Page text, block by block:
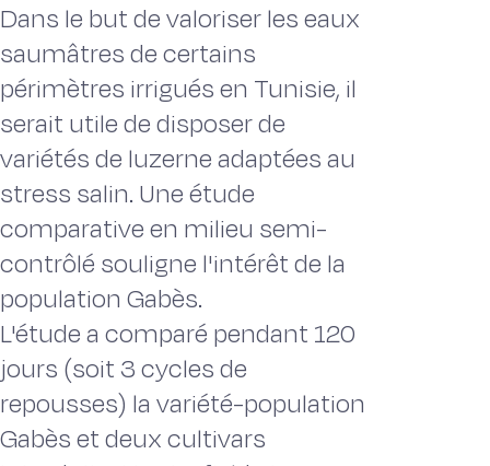
Dans le but de valoriser les eaux
saumâtres de certains
périmètres irrigués en Tunisie, il
serait utile de disposer de
variétés de luzerne adaptées au
stress salin. Une étude
comparative en milieu semi-
contrôlé souligne l'intérêt de la
population Gabès.
L'étude a comparé pendant 120
jours (soit 3 cycles de
repousses) la variété-population
Gabès et deux cultivars